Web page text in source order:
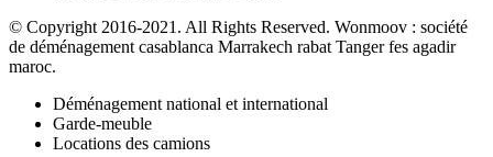
© Copyright 2016-2021. All Rights Reserved. Wonmoov : société
de déménagement casablanca Marrakech rabat Tanger fes agadir
maroc.
Déménagement national et international
Garde-meuble
Locations des camions